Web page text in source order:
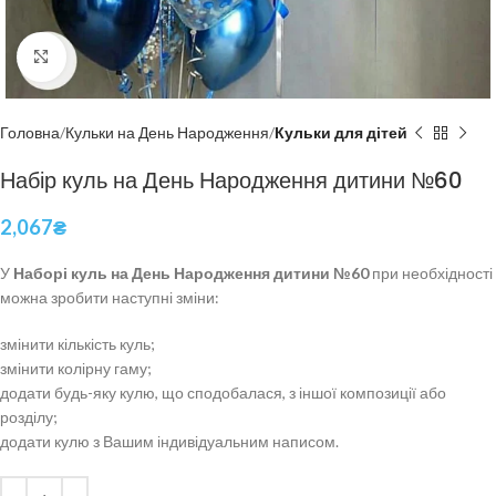
Click to enlarge
Головна Кульки на День Народження Кульки для дітей
Набір куль на День Народження дитини №60
2,067₴
У Наборі куль на День Народження дитини №60при необхідності
можна зробити наступні зміни:
змінити кількість куль;
змінити колірну гаму;
додати будь-яку кулю, що сподобалася, з іншої композиції або
розділу;
додати кулю з Вашим індивідуальним написом.